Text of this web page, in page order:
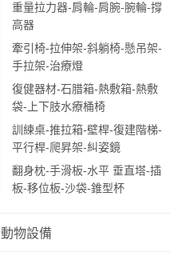
重量拉力器-肩輪-肩腕-腕輪-撐
高器
牽引椅-拉伸架-斜躺椅-懸吊架-
手拉架-治療燈
復健器材-石腊箱-熱敷箱-熱敷
袋-上下肢水療桶椅
訓練桌-推拉箱-壁桿-復建階梯-
平行桿-爬昇架-糾姿鏡
翻身枕-手滑板-水平 垂直塔-插
板-移位板-沙袋-錐型杯
動物設備